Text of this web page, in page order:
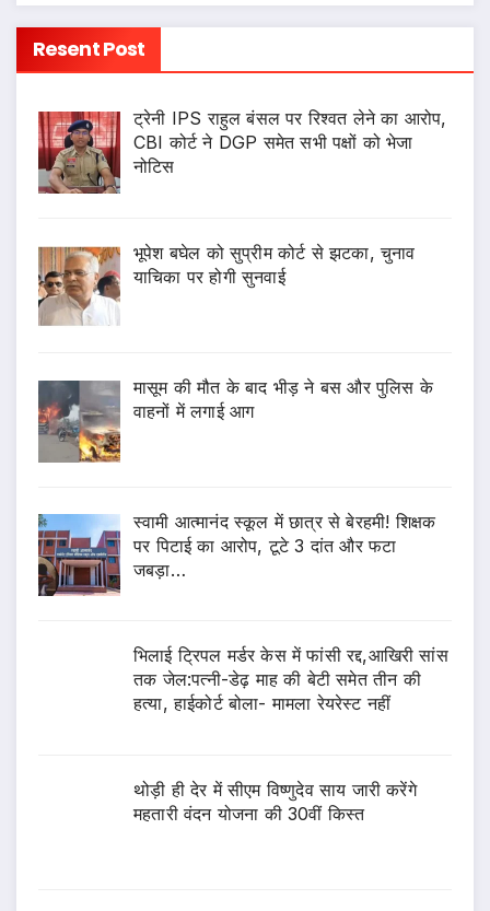
Resent Post
ट्रेनी IPS राहुल बंसल पर रिश्वत लेने का आरोप,
CBI कोर्ट ने DGP समेत सभी पक्षों को भेजा
नोटिस
भूपेश बघेल को सुप्रीम कोर्ट से झटका, चुनाव
याचिका पर होगी सुनवाई
मासूम की मौत के बाद भीड़ ने बस और पुलिस के
वाहनों में लगाई आग
स्वामी आत्मानंद स्कूल में छात्र से बेरहमी! शिक्षक
पर पिटाई का आरोप, टूटे 3 दांत और फटा
जबड़ा…
भिलाई ट्रिपल मर्डर केस में फांसी रद्द,आखिरी सांस
तक जेल:पत्नी-डेढ़ माह की बेटी समेत तीन की
हत्या, हाईकोर्ट बोला- मामला रेयरेस्ट नहीं
थोड़ी ही देर में सीएम विष्णुदेव साय जारी करेंगे
महतारी वंदन योजना की 30वीं किस्त